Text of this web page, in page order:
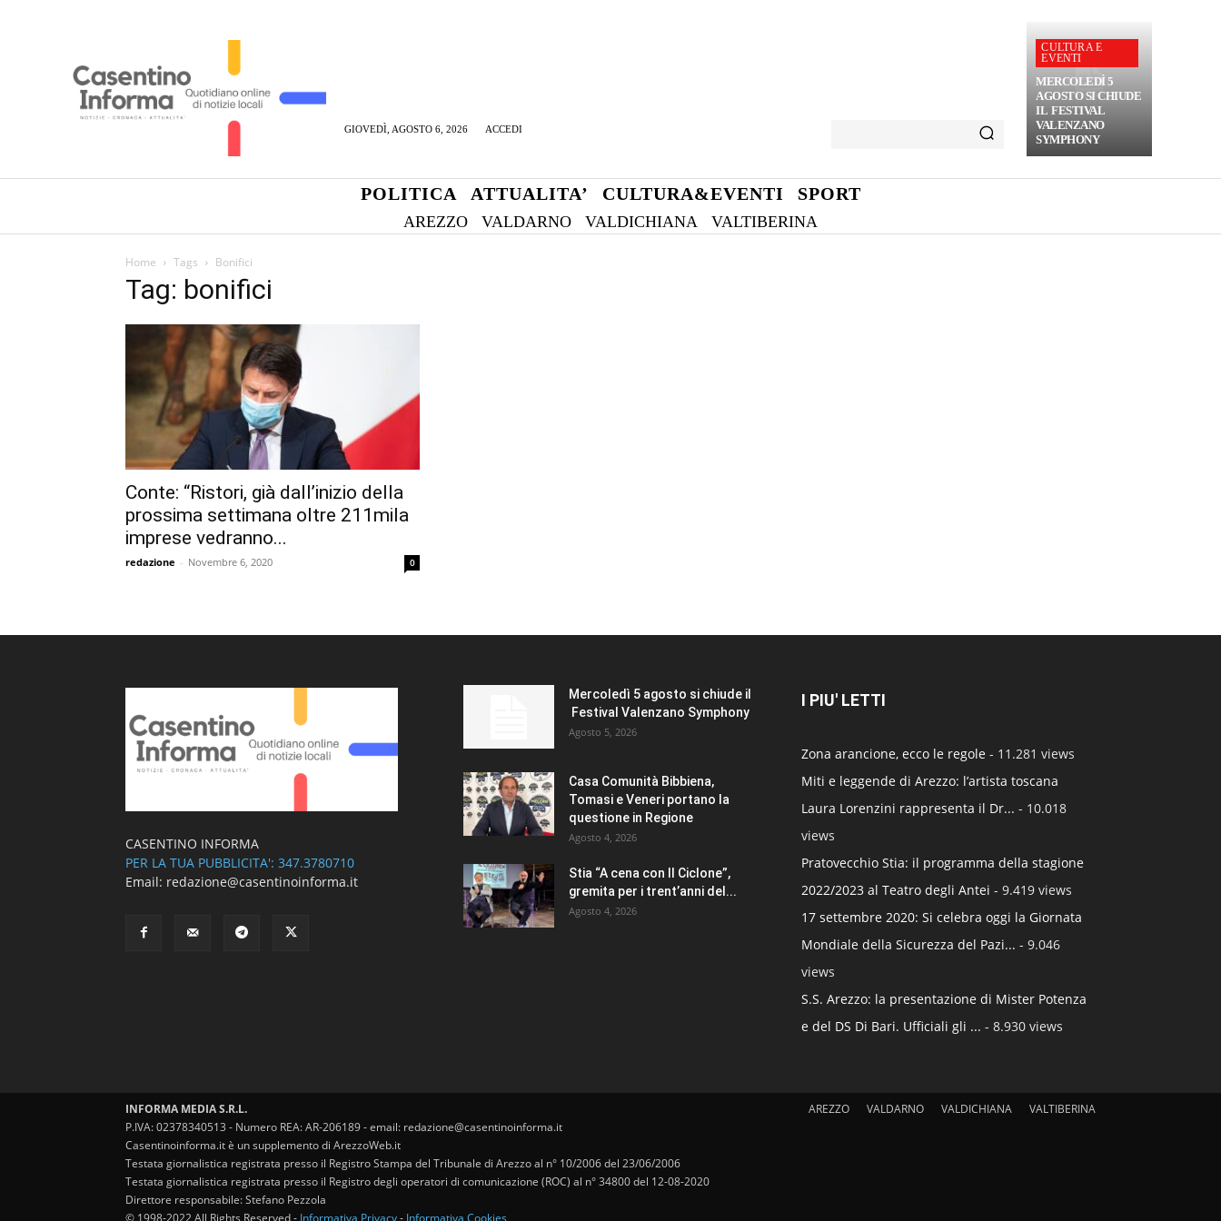
GIOVEDÌ, AGOSTO 6, 2026 ACCEDI
CULTURA E
EVENTI
MERCOLEDÌ 5
AGOSTO SI CHIUDE
IL FESTIVAL
VALENZANO
SYMPHONY
POLITICA ATTUALITA’ CULTURA&EVENTI SPORT
AREZZO VALDARNO VALDICHIANA VALTIBERINA
Home Tags Bonifici
Tag: bonifici
Conte: “Ristori, già dall’inizio della
prossima settimana oltre 211mila
imprese vedranno...
redazione - Novembre 6, 2020 0
CASENTINO INFORMA
PER LA TUA PUBBLICITA': 347.3780710
Email: redazione@casentinoinforma.it
Mercoledì 5 agosto si chiude il
Festival Valenzano Symphony
Agosto 5, 2026
Casa Comunità Bibbiena,
Tomasi e Veneri portano la
questione in Regione
Agosto 4, 2026
Stia “A cena con Il Ciclone”,
gremita per i trent’anni del...
Agosto 4, 2026
I PIU' LETTI
Zona arancione, ecco le regole - 11.281 views
Miti e leggende di Arezzo: l’artista toscana
Laura Lorenzini rappresenta il Dr... - 10.018
views
Pratovecchio Stia: il programma della stagione
2022/2023 al Teatro degli Antei - 9.419 views
17 settembre 2020: Si celebra oggi la Giornata
Mondiale della Sicurezza del Pazi... - 9.046
views
S.S. Arezzo: la presentazione di Mister Potenza
e del DS Di Bari. Ufficiali gli ... - 8.930 views
AREZZO VALDARNO VALDICHIANA VALTIBERINA
INFORMA MEDIA S.R.L.
P.IVA: 02378340513 - Numero REA: AR-206189 - email: redazione@casentinoinforma.it
Casentinoinforma.it è un supplemento di ArezzoWeb.it
Testata giornalistica registrata presso il Registro Stampa del Tribunale di Arezzo al n° 10/2006 del 23/06/2006
Testata giornalistica registrata presso il Registro degli operatori di comunicazione (ROC) al n° 34800 del 12-08-2020
Direttore responsabile: Stefano Pezzola
© 1998-2022 All Rights Reserved - Informativa Privacy- Informativa Cookies